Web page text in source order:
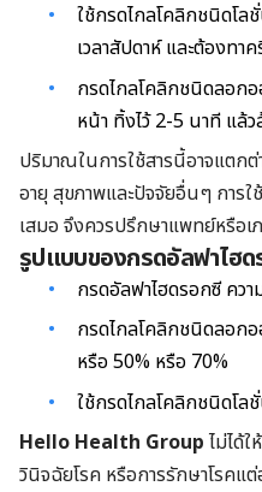
ใช้กรดไกลโคลิกชนิดโ
เวลาสัปดาห์ และต้องท
กรดไกลโคลิกชนิดลอก
หน้า ทิ้งไว้ 2-5 นาที แล้
ปริมาณในการใช้สารนี้อาจแต
อายุ สุขภาพและปัจจัยอื่นๆ การ
เสมอ จึงควรปรึกษาแพทย์หรือ
รูปแบบของกรดอัลฟาไฮ
กรดอัลฟาไฮดรอกซี คว
กรดไกลโคลิกชนิดลอก
หรือ 50% หรือ 70%
ใช้กรดไกลโคลิกชนิดโล
Hello Health Group ไม่ได้
วินิจฉัยโรค หรือการรักษาโรคแต่